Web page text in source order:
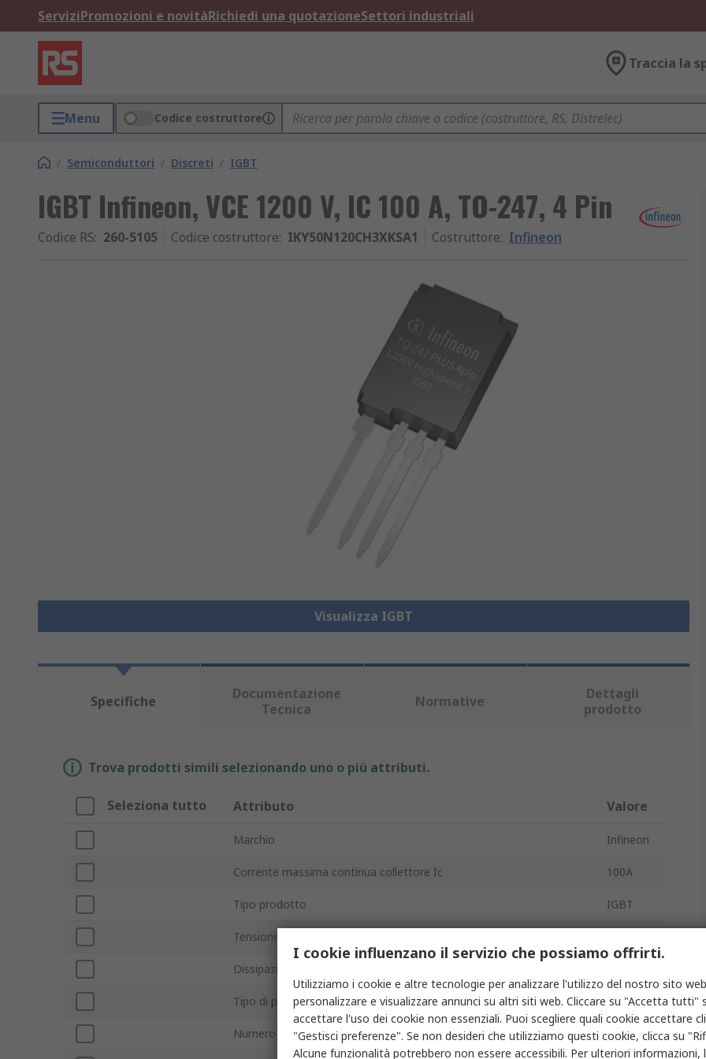
ServiziPromozioni e novitàRichiedi una quotazioneSettori industriali
Traccia la
Menu Codice costruttore
/ Semiconduttori / Discreti / IGBT
IGBT Infineon, VCE 1200 V, IC 100 A, TO-247, 4 Pin
Codice RS: 260-5105 Codice costruttore: IKY50N120CH3XKSA1 Costruttore: Infineon
Visualizza IGBT
Specifiche
Documentazione
Tecnica
Normative
Dettagli
prodotto
Trova prodotti simili selezionando uno o più attributi.
Seleziona tutto Attributo Valore
Marchio Infineon
Corrente massima continua collettore Ic 100A
Tipo prodotto IGBT
Tensione massima emettitore del collettore Vceo
Dissipazione di potenza massima Pd
Tipo di package TO-247
Numero pin 4
I cookie influenzano il servizio che possiamo offrirti.
Utilizziamo i cookie e altre tecnologie per analizzare l'utilizzo del nostro sito
personalizzare e visualizzare annunci su altri siti web. Cliccare su "Accetta tutti"
accettare l'uso dei cookie non essenziali. Puoi scegliere quali cookie accettare
"Gestisci preferenze". Se non desideri che utilizziamo questi cookie, clicca su
Alcune funzionalità potrebbero non essere accessibili. Per ulteriori informazioni,